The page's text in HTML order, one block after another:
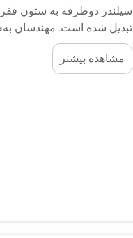
سیلندر دوطرفه به ستون
تبدیل شده است. مهندسان
کارایی بهینه‌ای را ارائه می‌دهد.
مشاهده بیشتر